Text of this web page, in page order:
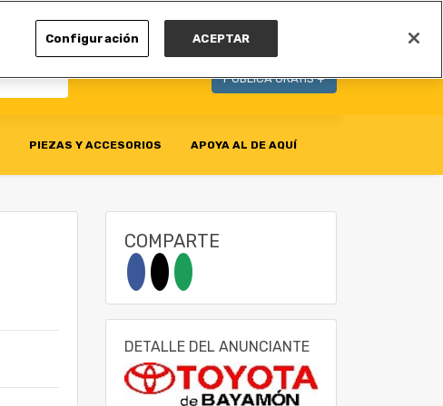
PUBLICA GRATIS +
PIEZAS Y ACCESORIOS APOYA AL DE AQUÍ
COMPARTE
DETALLE DEL ANUNCIANTE
Configuración ACEPTAR